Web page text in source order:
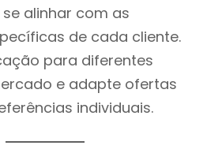
alinhar com as
de cada cliente.
para diferentes
e adapte ofertas
individuais.